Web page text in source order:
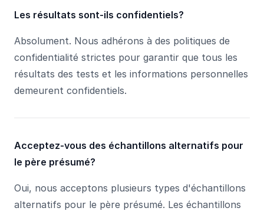
Les résultats sont-ils confidentiels?
Absolument. Nous adhérons à des politiques de
confidentialité strictes pour garantir que tous les
résultats des tests et les informations personnelles
demeurent confidentiels.
Acceptez-vous des échantillons alternatifs pour
le père présumé?
Oui, nous acceptons plusieurs types d'échantillons
alternatifs pour le père présumé. Les échantillons